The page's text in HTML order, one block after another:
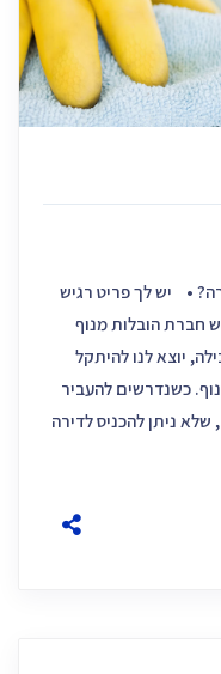
• יש לך פריט רגיש
חברת הובלות מנוף
יוצא לנו להיתקל
כשנדרשים להעביר
ניתן להכניס לדירה